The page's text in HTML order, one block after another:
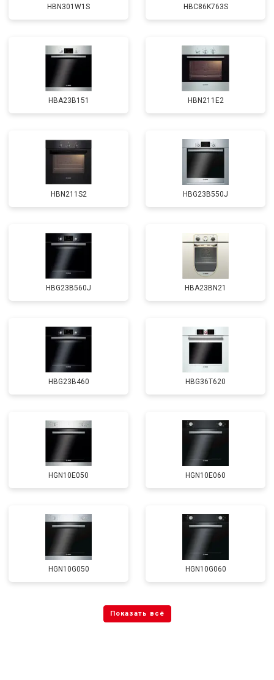
HBN301W1S HBC86K763S
HBA23B151 HBN211E2
HBN211S2 HBG23B550J
HBG23B560J HBA23BN21
HBG23B460 HBG36T620
HGN10E050 HGN10E060
HGN10G050 HGN10G060